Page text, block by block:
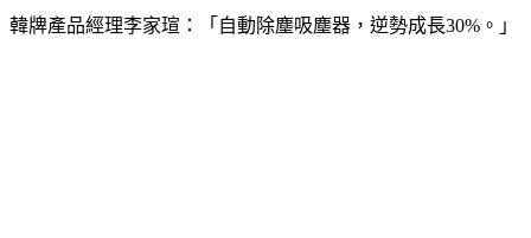
韓牌產品經理李家瑄：「自動除塵吸塵器，逆勢成長30%。」